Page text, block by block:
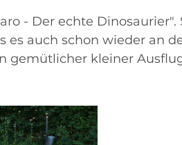
- Der echte Dinosaurier".
es auch schon wieder an
gemütlicher kleiner